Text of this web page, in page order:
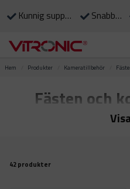
Kunnig support till våra kunder Snabba leveranser
Hem Produkter Kameratillbehör
Fästen och
42 produkter